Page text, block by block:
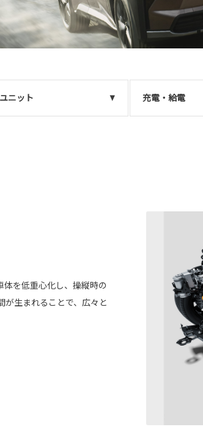
ニット 充電・給電
を低重心化し、操縦時の
が生まれることで、広々と